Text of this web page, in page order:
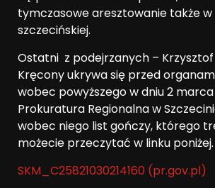
tymczasowe aresztowanie także
szczecińskiej.
Ostatni z podejrzanych – Krzysztof
Kręcony ukrywa się przed
wobec powyższego w dniu 2
Prokuratura Regionalna w
wobec niego list gończy, którego
możecie przeczytać w linku poniżej.
SKM_C25821030214160 (pr.gov.pl)